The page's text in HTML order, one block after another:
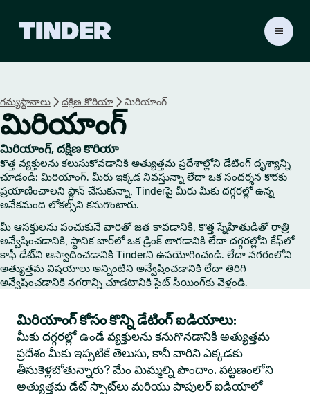
r
హో
మ్
గమ్యస్థానాలు దక్షిణ కొరియా మిరియాంగ్
మిరియాంగ్
మిరియాంగ్, దక్షిణ కొరియా
కొత్త వ్యక్తులను కలుసుకోవడానికి అత్యుత్తమ ప్రదేశాల్లోని డేటింగ్ దృశ్యాన్ని
చూడండి: మిరియాంగ్. మీరు ఇక్కడ నివస్తున్నా లేదా ఒక సందర్శన కొరకు
ప్రయాణించాలని ప్లాన్ చేసుకున్నా, Tinderపై మీరు మీకు దగ్గరల్లో ఉన్న
అనేకమంది లోకల్స్‌ని కనుగొంటారు.
మీ ఆసక్తులను పంచుకునే వారితో జత కావడానికి, కొత్త స్నేహితుడితో రాత్రి
అన్వేషించడానికి, స్థానిక బార్‌లో ఒక డ్రింక్ తాగడానికి లేదా దగ్గరల్లోని కేఫ్‌లో
కాఫీ డేట్‌ని ఆస్వాదించడానికి Tinderని ఉపయోగించండి. లేదా నగరంలోని
అత్యుత్తమ విషయాలు అన్నింటిని అన్వేషించడానికి లేదా తిరిగి
అన్వేషించడానికి నగరాన్ని చూడటానికి సైట్ సీయింగ్‌కు వెళ్లండి.
మిరియాంగ్ కోసం కొన్ని డేటింగ్ ఐడియాలు:
మీకు దగ్గరల్లో ఉండే వ్యక్తులను కనుగొనడానికి అత్యుత్తమ
ప్రదేశం మీకు ఇప్పటికే తెలుసు, కానీ వారిని ఎక్కడకు
తీసుకెళ్లబోతున్నారు? మేం మిమ్మల్ని పొందాం. పట్టణంలోని
అత్యుత్తమ డేట్ స్పాట్‌లు మరియు పాపులర్ ఐడియాలో